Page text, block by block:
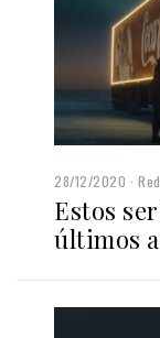
28/12/2020
Estos
últimos